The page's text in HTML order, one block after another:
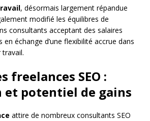
, désormais largement répandue
modifié les équilibres de
consultants acceptant des salaires
échange d’une flexibilité accrue dans
travail.
freelances SEO :
potentiel de gains
attire de nombreux consultants SEO